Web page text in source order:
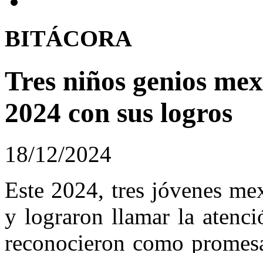
BITÁCORA
Tres niños genios
2024 con sus logros
18/12/2024
Este 2024, tres jóvenes
y lograron llamar la
reconocieron como